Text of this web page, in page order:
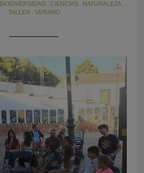
BIODIVERSIDAD , CIENCIAS, NATURALEZA,
TALLER , VERANO